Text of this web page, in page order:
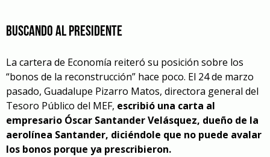
BUSCANDO AL PRESIDENTE
La cartera de Economía reiteró su posición sobre los
“bonos de la reconstrucción” hace poco. El 24 de marzo
pasado, Guadalupe Pizarro Matos, directora general del
Tesoro Público del MEF, escribió una carta al
empresario Óscar Santander Velásquez, dueño de la
aerolínea Santander, diciéndole que no puede avalar
los bonos porque ya prescribieron.